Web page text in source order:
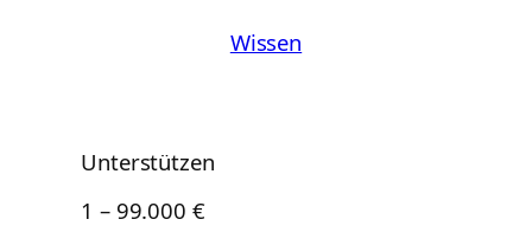
Wissen
Unterstützen
1 – 99.000 €